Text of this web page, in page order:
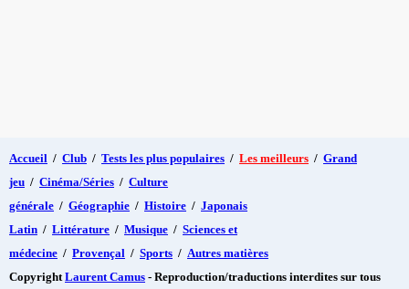
Accueil / Club / Tests les plus populaires / Les meilleurs / Grand
jeu / Cinéma/Séries / Culture
générale / Géographie / Histoire / Japonais
Latin / Littérature / Musique / Sciences et
médecine / Provençal / Sports / Autres matières
Copyright Laurent Camus - Reproduction/traductions interdites sur tous